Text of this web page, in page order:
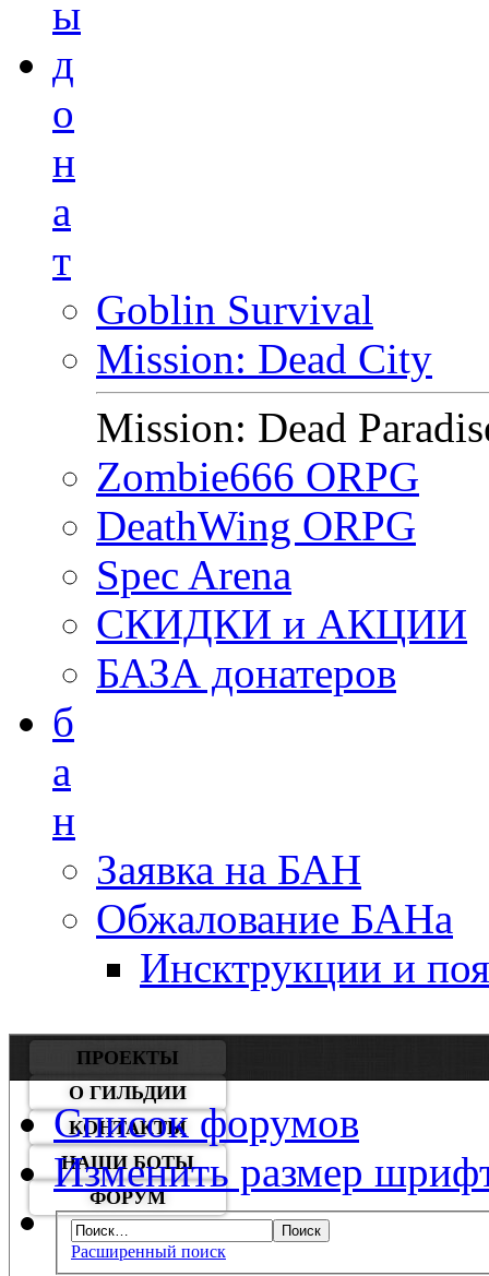
ы
д
о
н
а
т
Goblin Survival
Mission: Dead City
Mission: Dead
Zombie666 ORPG
DeathWing ORPG
Spec Arena
СКИДКИ и АКЦИИ
БАЗА донатеров
б
а
н
Заявка на БАН
Обжалование БАНа
Инсктрукции и
ПРОЕКТЫ
О ГИЛЬДИИ
КОНТАКТЫ
НАШИ БОТЫ
ФОРУМ
Список форумов
Изменить размер
Расширенный поиск